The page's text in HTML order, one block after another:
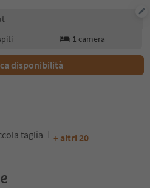
1 camera
disponibilità
taglia
+ altri 20